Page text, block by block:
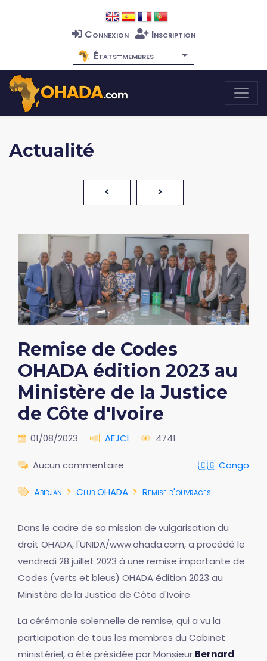
Connexion
Inscription
États-membres
Actualité
Remise de Codes
OHADA édition 2023 au
Ministère de la Justice
de Côte d'Ivoire
01/08/2023 AEJCI 4741
Aucun commentaire 🇨🇬 Congo
Abidjan Club OHADA Remise d'ouvrages
Dans le cadre de sa mission de vulgarisation du
droit OHADA, l'UNIDA/www.ohada.com, a procédé le
vendredi 28 juillet 2023 à une remise importante de
Codes (verts et bleus) OHADA édition 2023 au
Ministère de la Justice de Côte d'Ivoire.
La cérémonie solennelle de remise, qui a vu la
participation de tous les membres du Cabinet
ministériel, a été présidée par Monsieur Bernard